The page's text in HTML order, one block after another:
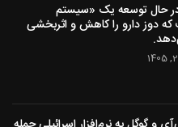
حال توسعه یک «سیستم
دوز دارو را کاهش و اثربخشی